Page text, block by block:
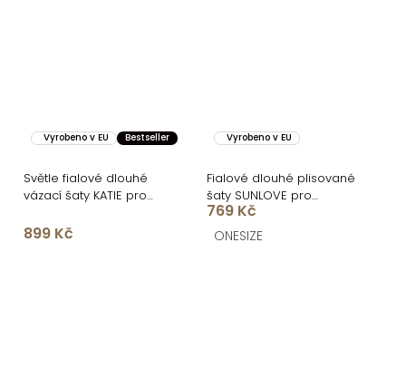
Vyrobeno v EU Bestseller
Světle fialové dlouhé
vázací šaty KATIE pro
899 Kč
Vyrobeno v EU
Fialové dlouhé plisované
šaty SUNLOVE pro
družičky
769 Kč
ONESIZE